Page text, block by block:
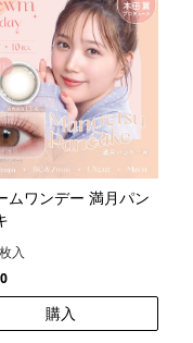
ムワンデー 満月パン
入
購入